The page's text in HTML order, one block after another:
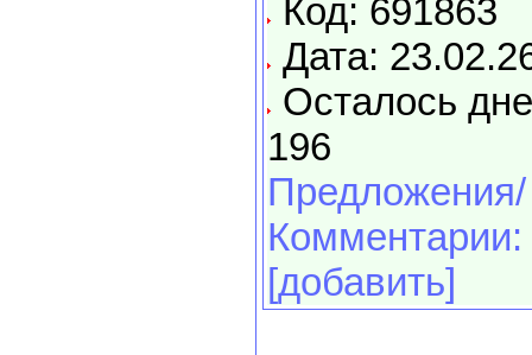
Код: 691863
Дата:
Осталось
196
Предложения/
Комментарии:
[добавить]